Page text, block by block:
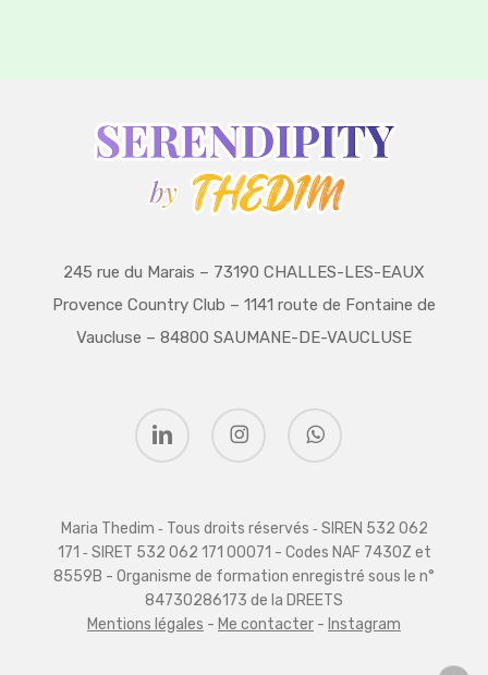
245 rue du Marais – 73190 CHALLES-LES-EAUX
Provence Country Club – 1141 route de Fontaine de
Vaucluse – 84800 SAUMANE-DE-VAUCLUSE
linkedin instagram whatsapp
Maria Thedim ‑ Tous droits réservés ‑ SIREN 532 062
171 ‑ SIRET 532 062 171 00071 - Codes NAF 7430Z et
8559B - Organisme de formation enregistré sous le n°
84730286173 de la DREETS
Mentions légales - Me contacter - Instagram